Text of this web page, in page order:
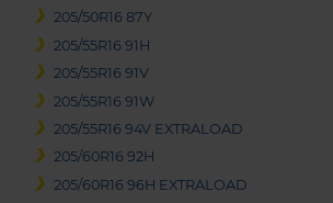
205/50R16 87Y
205/55R16 91H
205/55R16 91V
205/55R16 91W
205/55R16 94V EXTRALOAD
205/60R16 92H
205/60R16 96H EXTRALOAD